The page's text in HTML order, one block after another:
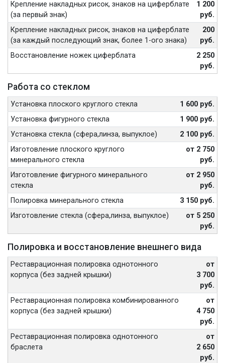
Крепление накладных рисок, знаков на циферблате
(за первый знак)
1 200
руб.
Крепление накладных рисок, знаков на циферблате
(за каждый последующий знак, более 1-ого знака)
200
руб.
Восстановление ножек циферблата
2 250
руб.
Работа со стеклом
Установка плоского круглого стекла
1 600 руб.
Установка фигурного стекла
1 900 руб.
Установка стекла (сфера,линза, выпуклое)
2 100 руб.
Изготовление плоского круглого
минерального стекла
от 2 750
руб.
Изготовление фигурного минерального
стекла
от 2 950
руб.
Полировка минерального стекла
3 150 руб.
Изготовление стекла (сфера,линза, выпуклое)
от 5 250
руб.
Полировка и восстановление внешнего вида
Реставрационная полировка однотонного
корпуса (без задней крышки)
от
3 700
руб.
Реставрационная полировка комбинированного
корпуса (без задней крышки)
от
4 750
руб.
Реставрационная полировка однотонного
браслета
от
2 650
руб.